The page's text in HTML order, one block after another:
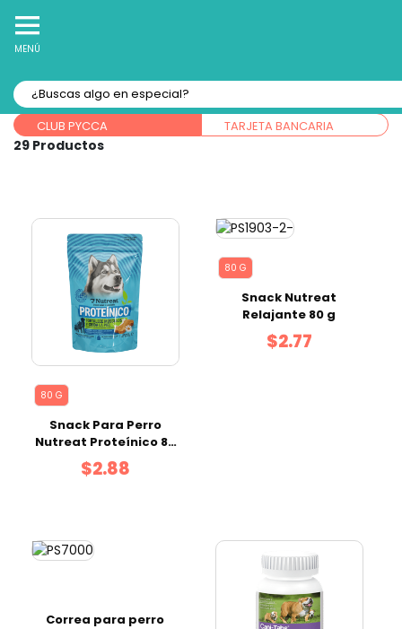
MENÚ
Forma de pago:
CLUB PYCCA TARJETA BANCARIA
29
80 G
Snack Para Perro
Nutreat Proteínico 80
g
$2.88
80 G
Snack Nutreat
Relajante 80 g
$2.77
Correa para perro